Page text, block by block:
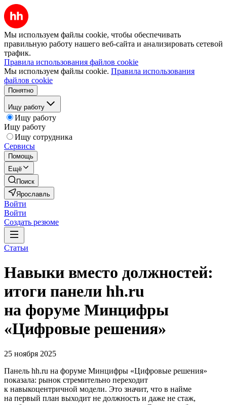
Мы используем файлы cookie, чтобы обеспечивать
правильную работу нашего веб-сайта и анализировать сетевой
трафик.
Правила использования файлов cookie
Мы используем файлы cookie. Правила использования
файлов cookie
Понятно
Ищу работу
Ищу работу
Ищу работу
Ищу сотрудника
Сервисы
Помощь
Ещё
Поиск
Ярославль
Войти
Войти
Создать резюме
Статьи
Навыки вместо должностей:
итоги панели hh.ru
на форуме Минцифры
«Цифровые решения»
25 ноября 2025
Панель hh.ru на форуме Минцифры «Цифровые решения»
показала: рынок стремительно переходит
к навыкоцентричной модели. Это значит, что в найме
на первый план выходит не должность и даже не стаж,